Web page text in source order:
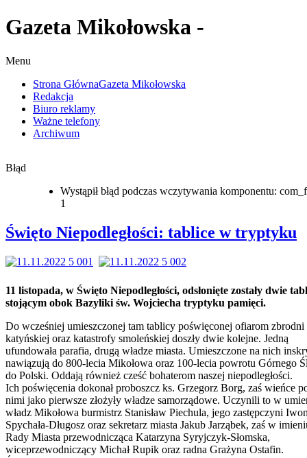
Gazeta Mikołowska -
Menu
Strona GłównaGazeta Mikołowska
Redakcja
Biuro reklamy
Ważne telefony
Archiwum
Błąd
Wystąpił błąd podczas wczytywania komponentu:
1
Święto Niepodległości: tablice w tryptyku
11 listopada, w Święto Niepodległości, odsłonięte zostały dwie
stojącym obok Bazyliki św. Wojciecha tryptyku pamięci.
Do wcześniej umieszczonej tam tablicy poświęconej ofiarom zbrodni
katyńskiej oraz katastrofy smoleńskiej doszły dwie kolejne. Jedną
ufundowała parafia, drugą władze miasta. Umieszczone na nich
nawiązują do 800-lecia Mikołowa oraz 100-lecia powrotu Górnego
do Polski. Oddają również cześć bohaterom naszej niepodległości.
Ich poświęcenia dokonał proboszcz ks. Grzegorz Borg, zaś wieńce
nimi jako pierwsze złożyły władze samorządowe. Uczynili to w
władz Mikołowa burmistrz Stanisław Piechula, jego zastępczyni
Spychała-Długosz oraz sekretarz miasta Jakub Jarząbek, zaś w
Rady Miasta przewodnicząca Katarzyna Syryjczyk-Słomska,
wiceprzewodniczący Michał Rupik oraz radna Grażyna Ostafin.